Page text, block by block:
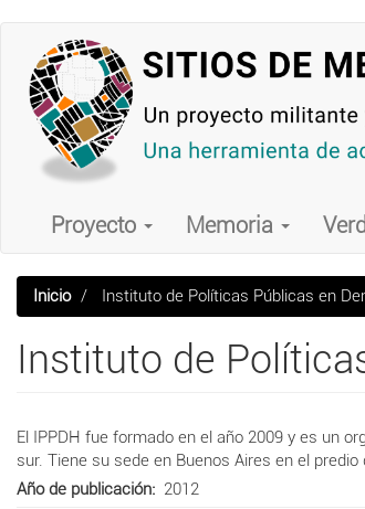
contenido
principal
Main
navigation
Proyecto Memoria
Inicio Instituto de Políticas Públicas en
Instituto de
El IPPDH fue formado en el año 2009 y es un
sur. Tiene su sede en Buenos Aires en el
Año de publicación
2012